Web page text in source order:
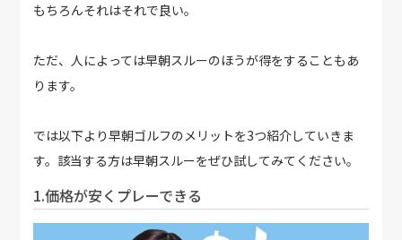
もちろんそれはそれで良い。
ただ、人によっては早朝スルーのほうが得をすることもあ
ります。
では以下より早朝ゴルフのメリットを3つ紹介していきま
す。該当する方は早朝スルーをぜひ試してみてください。
1.価格が安くプレーできる